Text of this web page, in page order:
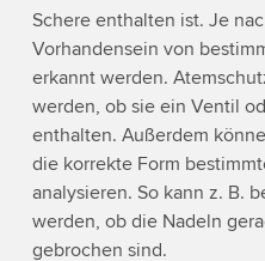
Schere enthalten ist. Je
Vorhandensein von
erkannt werden.
werden, ob sie ein Ventil
enthalten. Außerdem
die korrekte Form
analysieren. So kann z. B.
werden, ob die Nadeln
gebrochen sind.